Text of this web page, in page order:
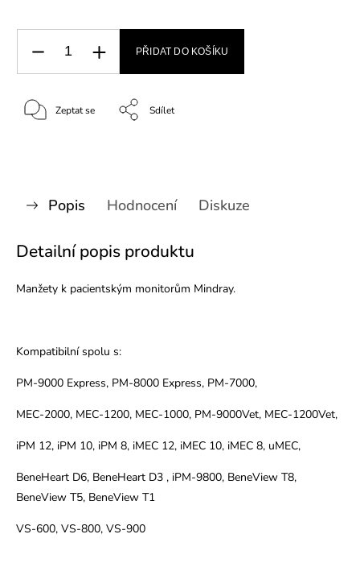
PŘIDAT DO KOŠÍKU
Zeptat se Sdílet
Popis Hodnocení Diskuze
Detailní popis produktu
Manžety k pacientským monitorům Mindray.
Kompatibilní spolu s:
PM-9000 Express, PM-8000 Express, PM-7000,
MEC-2000, MEC-1200, MEC-1000, PM-9000Vet, MEC-1200Vet,
iPM 12, iPM 10, iPM 8, iMEC 12, iMEC 10, iMEC 8, uMEC,
BeneHeart D6, BeneHeart D3 , iPM-9800, BeneView T8,
BeneView T5, BeneView T1
VS-600, VS-800, VS-900